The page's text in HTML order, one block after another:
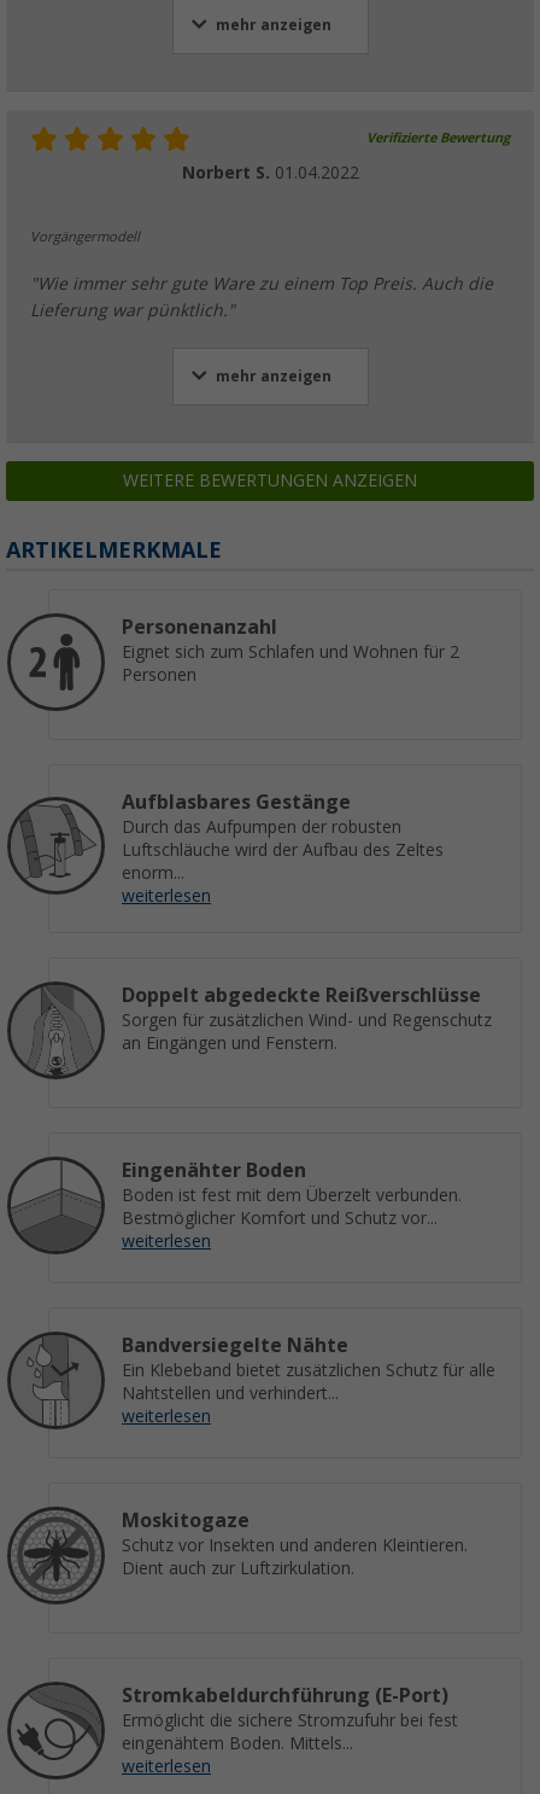
mehr anzeigen
Verifizierte Bewertung
Norbert S. 01.04.2022
Vorgängermodell
"Wie immer sehr gute Ware zu einem Top Preis. Auch die
Lieferung war pünktlich."
mehr anzeigen
WEITERE BEWERTUNGEN ANZEIGEN
ARTIKELMERKMALE
Personenanzahl
Eignet sich zum Schlafen und Wohnen für 2
Personen
Aufblasbares Gestänge
Durch das Aufpumpen der robusten
Luftschläuche wird der Aufbau des Zeltes
enorm...
weiterlesen
Doppelt abgedeckte Reißverschlüsse
Sorgen für zusätzlichen Wind- und Regenschutz
an Eingängen und Fenstern.
Eingenähter Boden
Boden ist fest mit dem Überzelt verbunden.
Bestmöglicher Komfort und Schutz vor...
weiterlesen
Bandversiegelte Nähte
Ein Klebeband bietet zusätzlichen Schutz für alle
Nahtstellen und verhindert...
weiterlesen
Moskitogaze
Schutz vor Insekten und anderen Kleintieren.
Dient auch zur Luftzirkulation.
Stromkabeldurchführung (E-Port)
Ermöglicht die sichere Stromzufuhr bei fest
eingenähtem Boden. Mittels...
weiterlesen